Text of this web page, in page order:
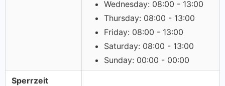
Wednesday: 08:00 - 13:00
Thursday: 08:00 - 13:00
Friday: 08:00 - 13:00
Saturday: 08:00 - 13:00
Sunday: 00:00 - 00:00
Sperrzeit